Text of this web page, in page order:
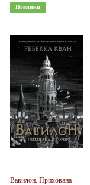
Новинки
Вавилон. Прихована